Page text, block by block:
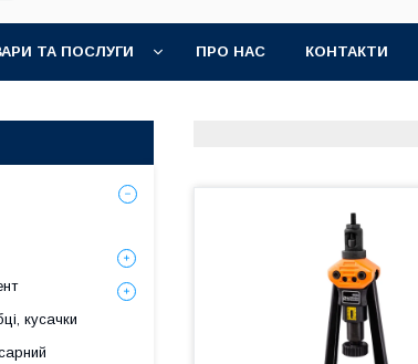
ТА ПОСЛУГИ ПРО НАС КОНТАКТИ
кусачки